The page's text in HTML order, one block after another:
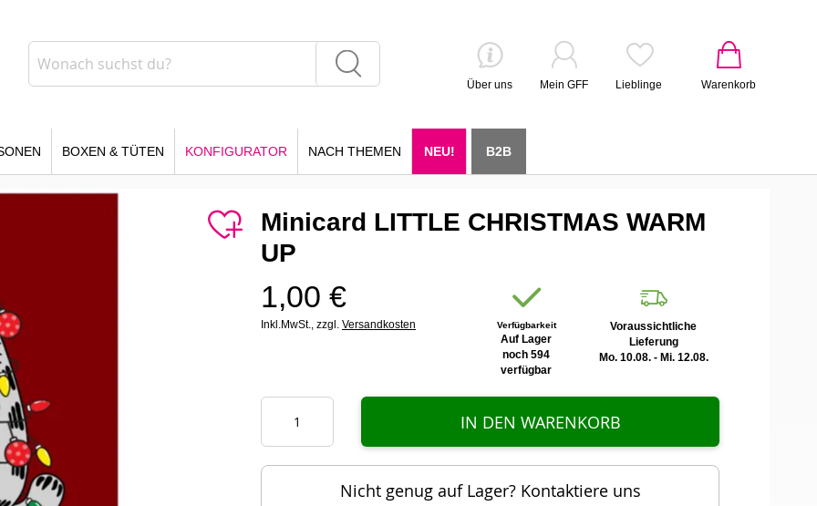
Warenkorb
Über uns Mein GFF Lieblinge
BOXEN & TÜTEN KONFIGURATOR NACH THEMEN NEU! B2B
Minicard LITTLE CHRISTMAS WARM
UP
1,00 €
Inkl.MwSt., zzgl. Versandkosten Verfügbarkeit
Auf Lager
noch 594
verfügbar
Voraussichtliche
Lieferung
Mo. 10.08. - Mi. 12.08.
IN DEN WARENKORB
Nicht genug auf Lager? Kontaktiere uns